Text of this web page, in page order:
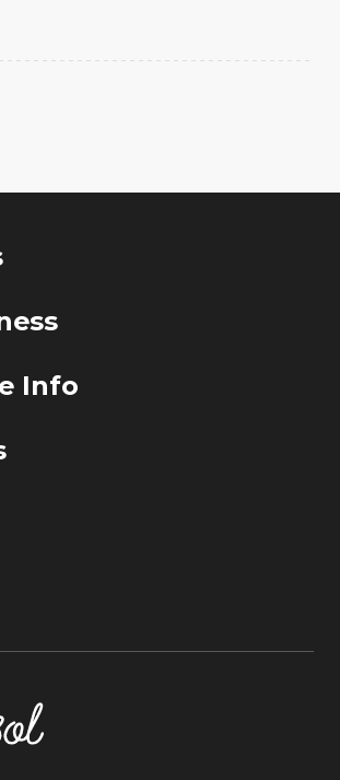
Info